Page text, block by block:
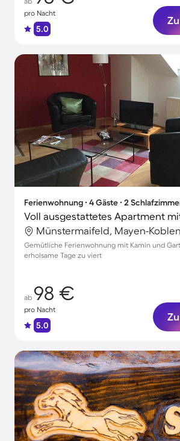
pro Nacht
5.0
Ferienwohnung ∙ 4 Gäste ∙ 2
Gemütliche Ferienwohnung mit Kamin und
erholsame Tage zu viert
ab 98 €
pro Nacht
5.0